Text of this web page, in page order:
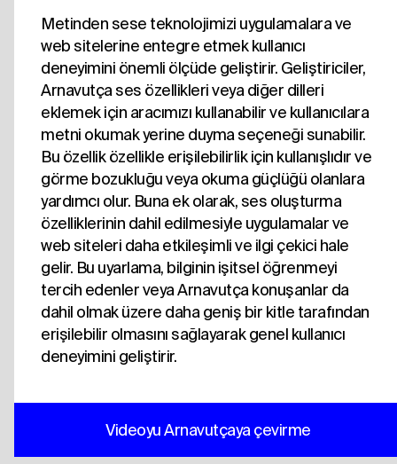
Metinden sese teknolojimizi uygulamalara ve
web sitelerine entegre etmek kullanıcı
deneyimini önemli ölçüde geliştirir. Geliştiriciler,
Arnavutça ses özellikleri veya diğer dilleri
eklemek için aracımızı kullanabilir ve kullanıcılara
metni okumak yerine duyma seçeneği sunabilir.
Bu özellik özellikle erişilebilirlik için kullanışlıdır ve
görme bozukluğu veya okuma güçlüğü olanlara
yardımcı olur. Buna ek olarak, ses oluşturma
özelliklerinin dahil edilmesiyle uygulamalar ve
web siteleri daha etkileşimli ve ilgi çekici hale
gelir. Bu uyarlama, bilginin işitsel öğrenmeyi
tercih edenler veya Arnavutça konuşanlar da
dahil olmak üzere daha geniş bir kitle tarafından
erişilebilir olmasını sağlayarak genel kullanıcı
deneyimini geliştirir.
Videoyu Arnavutçaya çevirme